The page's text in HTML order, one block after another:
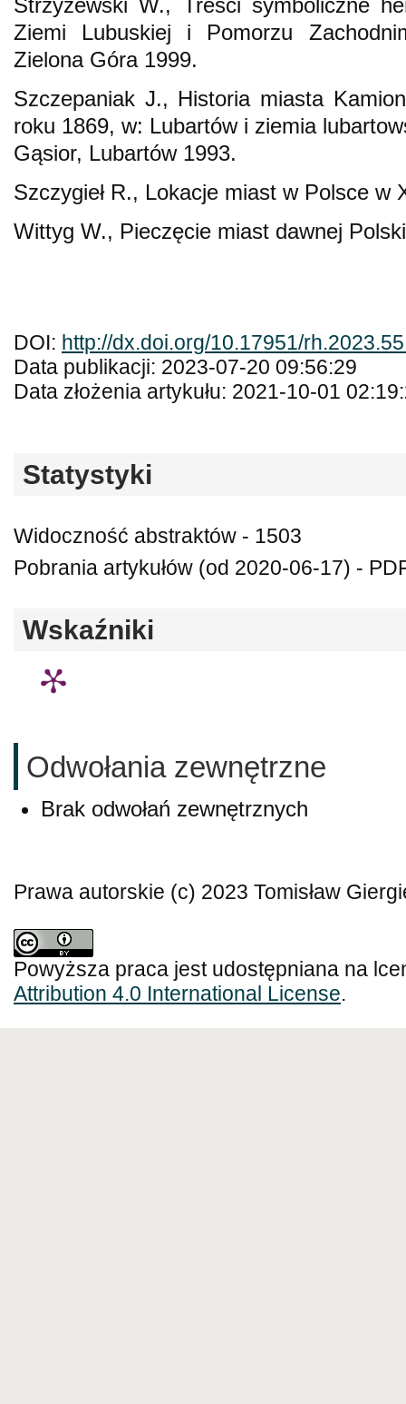
Strzyżewski W., Treści symboliczne
Ziemi Lubuskiej i Pomorzu
Zielona Góra 1999.
Szczepaniak J., Historia miasta
roku 1869, w: Lubartów i ziemia
Gąsior, Lubartów 1993.
Szczygieł R., Lokacje miast w Polsce w
Wittyg W., Pieczęcie miast dawnej
DOI: http://dx.doi.org/10.17951/
Data publikacji: 2023-07-20 09:56:29
Data złożenia artykułu: 2021-10-01
Statystyki
Widoczność abstraktów - 1503
Pobrania artykułów (od 2020-06-17) -
Wskaźniki
Odwołania zewnętrzne
Brak odwołań zewnętrznych
Prawa autorskie (c) 2023 Tomisław
Powyższa praca jest udostępniana na
Attribution 4.0 International License.